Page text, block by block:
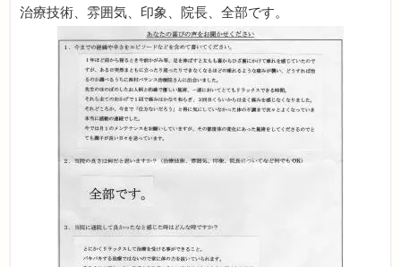
治療技術、雰囲気、印象、院長、全部です。